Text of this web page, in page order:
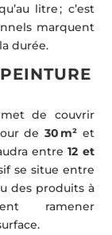
litre ; c’est
marquent
durée.
de couvrir
de 30 m²et
entre12 et
se situe entre
des produits à
ramener